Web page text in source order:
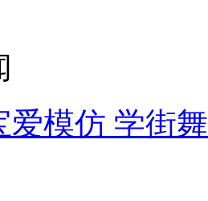
爱模仿 学街